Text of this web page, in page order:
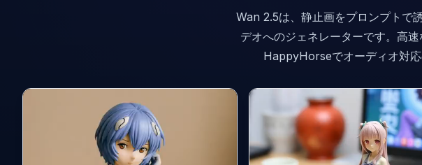
Wan 2.5は、静止画をプロンプトで
デオへのジェネレーターです。高
HappyHorseでオーディオ対応